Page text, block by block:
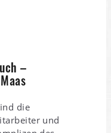
–
die
und